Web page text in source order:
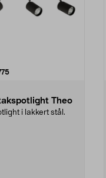
anmeldelser
Theo
i lakkert stål.
av 5 stjerner